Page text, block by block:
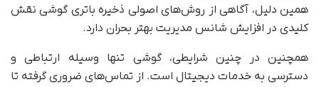
همین دلیل، آگاهی از روش‌های اصولی ذخیره باتری گوشی نقش
کلیدی در افزایش شانس مدیریت بهتر بحران دارد.
همچنین در چنین شرایطی، گوشی تنها وسیله ارتباطی و
دسترسی به خدمات دیجیتال است. از تماس‌های ضروری گرفته تا